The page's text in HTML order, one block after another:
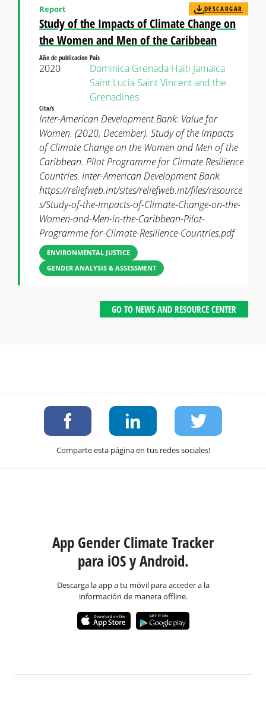
Study of the Impacts of Climate Change on
the Women and Men of the Caribbean
Report DESCARGAR
Año de publicacion
2020
País
Dominica Grenada Haiti Jamaica
Saint Lucia Saint Vincent and the
Grenadines
Cita/s
Inter-American Development Bank: Value for
Women. (2020, December). Study of the Impacts
of Climate Change on the Women and Men of the
Caribbean. Pilot Programme for Climate Resilience
Countries. Inter-American Development Bank.
https://reliefweb.int/sites/reliefweb.int/files/resource
s/Study-of-the-Impacts-of-Climate-Change-on-the-
Women-and-Men-in-the-Caribbean-Pilot-
Programme-for-Climate-Resilience-Countries.pdf
ENVIRONMENTAL JUSTICE
GENDER ANALYSIS & ASSESSMENT
GO TO NEWS AND RESOURCE CENTER
Comparte esta página en tus redes sociales!
App Gender Climate Tracker
para iOS y Android.
Descarga la app a tu móvil para acceder a la
información de manera offline.